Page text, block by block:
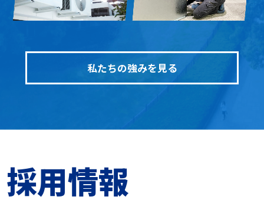
私たちの強みを見る
採用情報